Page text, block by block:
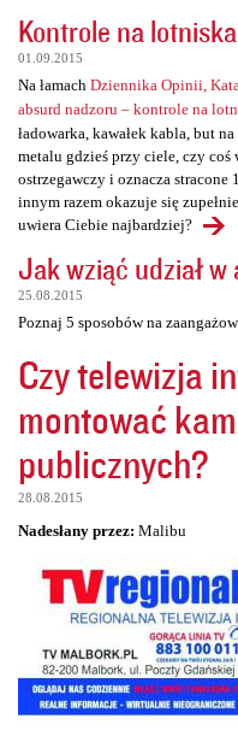
Kontrole na
01.09.2015
Na łamach Dziennika Opinii,
absurd nadzoru – kontrole na
ładowarka, kawałek kabla, but
metalu gdzieś przy ciele, czy coś
ostrzegawczy i oznacza stracone
innym razem okazuje się
uwiera Ciebie najbardziej?
Jak wziąć udział
25.08.2015
Poznaj 5 sposobów na
Czy telewizja
montować
publicznych?
28.08.2015
Nadesłany przez: Malibu